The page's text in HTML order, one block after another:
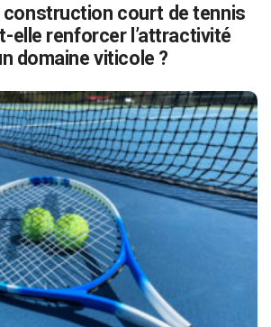
construction court de tennis
elle renforcer l’attractivité
domaine viticole ?